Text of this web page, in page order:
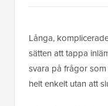
Långa,
sätten att tappa
svara på frågor
helt enkelt utan att